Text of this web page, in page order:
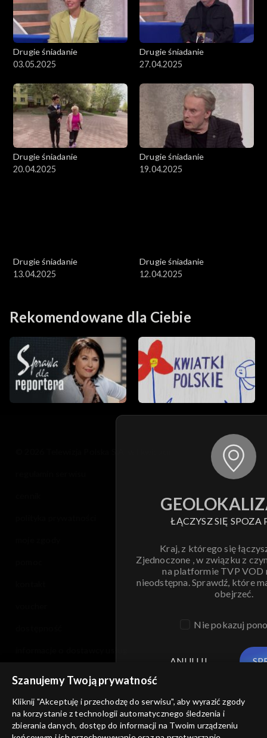
Drugie śniadanie
03.05.2025
Drugie śniadanie
27.04.2025
Drugie śniadanie
20.04.2025
Drugie śniadanie
19.04.2025
Drugie śniadanie
13.04.2025
Drugie śniadanie
12.04.2025
Rekomendowane dla Ciebie
ŁĄCZYSZ SIĘ SPOZA
Kraj, z którego się
Zjednoczone , w związku z
na platformie TVP VOD
nieodstępna. Sprawdź, które
obejrzeć.
Nie pokazuj
ANULUJ
Szanujemy Twoją prywatność
Kliknij "Akceptuję i przechodzę do serwisu", aby wyrazić zgody
na korzystanie z technologii automatycznego śledzenia i
zbierania danych, dostęp do informacji na Twoim urządzeniu